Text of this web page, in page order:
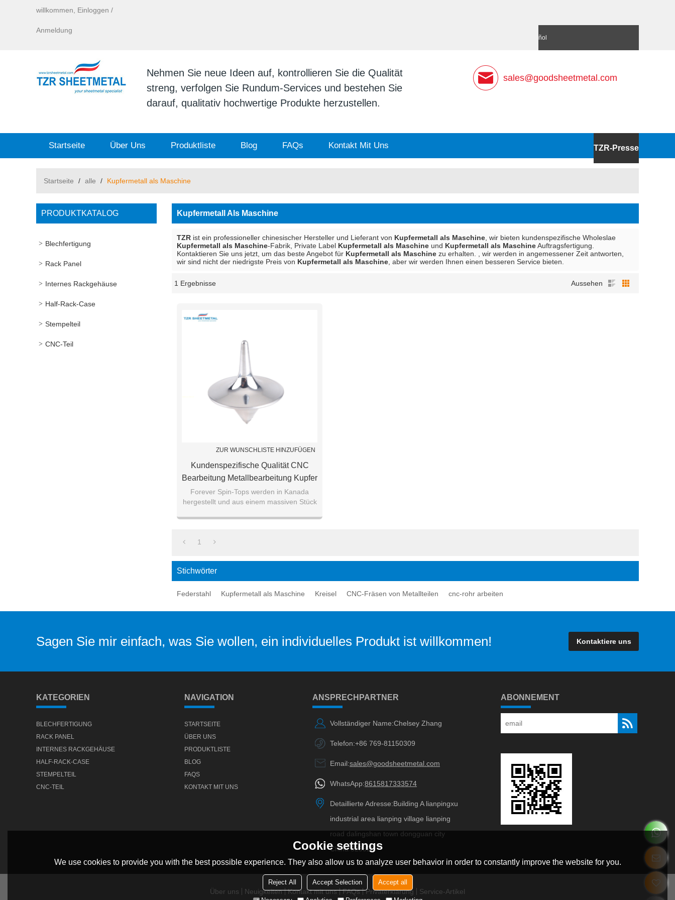
willkommen, Einloggen /
Anmeldung
Español
Nehmen Sie neue Ideen auf, kontrollieren Sie die Qualität
streng, verfolgen Sie Rundum-Services und bestehen Sie
darauf, qualitativ hochwertige Produkte herzustellen.
sales@goodsheetmetal.com
Startseite Über Uns Produktliste Blog FAQs Kontakt Mit Uns TZR-Presse
Startseite / alle / Kupfermetall als Maschine
PRODUKTKATALOG
Blechfertigung
Rack Panel
Internes Rackgehäuse
Half-Rack-Case
Stempelteil
CNC-Teil
Kupfermetall Als Maschine
TZR ist ein professioneller chinesischer Hersteller und Lieferant von Kupfermetall als Maschine , wir bieten kundenspezifische Wholeslae
Kupfermetall als Maschine-Fabrik, Private Label Kupfermetall als Maschine und Kupfermetall als MaschineAuftragsfertigung.
Kontaktieren Sie uns jetzt, um das beste Angebot für Kupfermetall als Maschine zu erhalten. , wir werden in angemessener Zeit antworten,
wir sind nicht der niedrigste Preis von Kupfermetall als Maschine , aber wir werden Ihnen einen besseren Service bieten.
1 Ergebnisse Aussehen
ZUR WUNSCHLISTE HINZUFÜGEN
Kundenspezifische Qualität CNC
Bearbeitung Metallbearbeitung Kupfer
Kreisel Blechbearbeitung Spielzeug
Hersteller
Forever Spin-Tops werden in Kanada
hergestellt und aus einem massiven Stück
Langlebigkeit CN
1
Stichwörter
Federstahl Kupfermetall als Maschine Kreisel CNC-Fräsen von Metallteilen cnc-rohr arbeiten
Sagen Sie mir einfach, was Sie wollen, ein individuelles Produkt ist willkommen! Kontaktiere uns
KATEGORIEN
BLECHFERTIGUNG
RACK PANEL
INTERNES RACKGEHÄUSE
HALF-RACK-CASE
STEMPELTEIL
CNC-TEIL
NAVIGATION
STARTSEITE
ÜBER UNS
PRODUKTLISTE
BLOG
FAQS
KONTAKT MIT UNS
ANSPRECHPARTNER
Vollständiger Name:Chelsey Zhang
Telefon:+86 769-81150309
Email:sales@goodsheetmetal.com
WhatsApp:8615817333574
Detaillierte Adresse:Building A lianpingxu
industrial area lianping village lianping
road dalingshan town dongguan city
China 523820
ABONNEMENT
Über uns Neuigkeiten Kontakt mit uns FAQs Privaterklärung Service-Artikel
Cookie settings
We use cookies to provide you with the best possible experience. They also allow us to analyze user behavior in order to constantly improve the website for you.
Reject All Accept Selection Accept all